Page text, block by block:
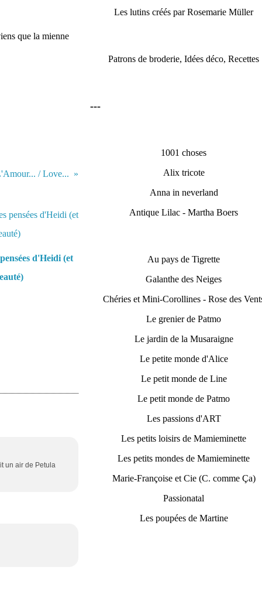
que la mienne
/ Love...
d'Heidi (et
un air de Petula
Les lutins créés par Rosemarie Müller
Patrons de broderie, Idées déco, Recettes
---
1001 choses
Alix tricote
Anna in neverland
Antique Lilac - Martha Boers
Au pays de Tigrette
Galanthe des Neiges
Chéries et Mini-Corollines - Rose des
Le grenier de Patmo
Le jardin de la Musaraigne
Le petite monde d'Alice
Le petit monde de Line
Le petit monde de Patmo
Les passions d'ART
Les petits loisirs de Mamieminette
Les petits mondes de Mamieminette
Marie-Françoise et Cie (C. comme Ça)
Passionatal
Les poupées de Martine